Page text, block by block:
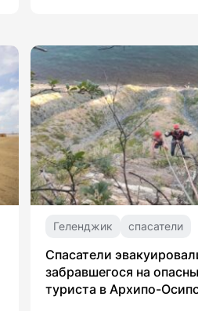
Геленджик спасатели
Спасатели
забравшегося на
туриста в Архипо-